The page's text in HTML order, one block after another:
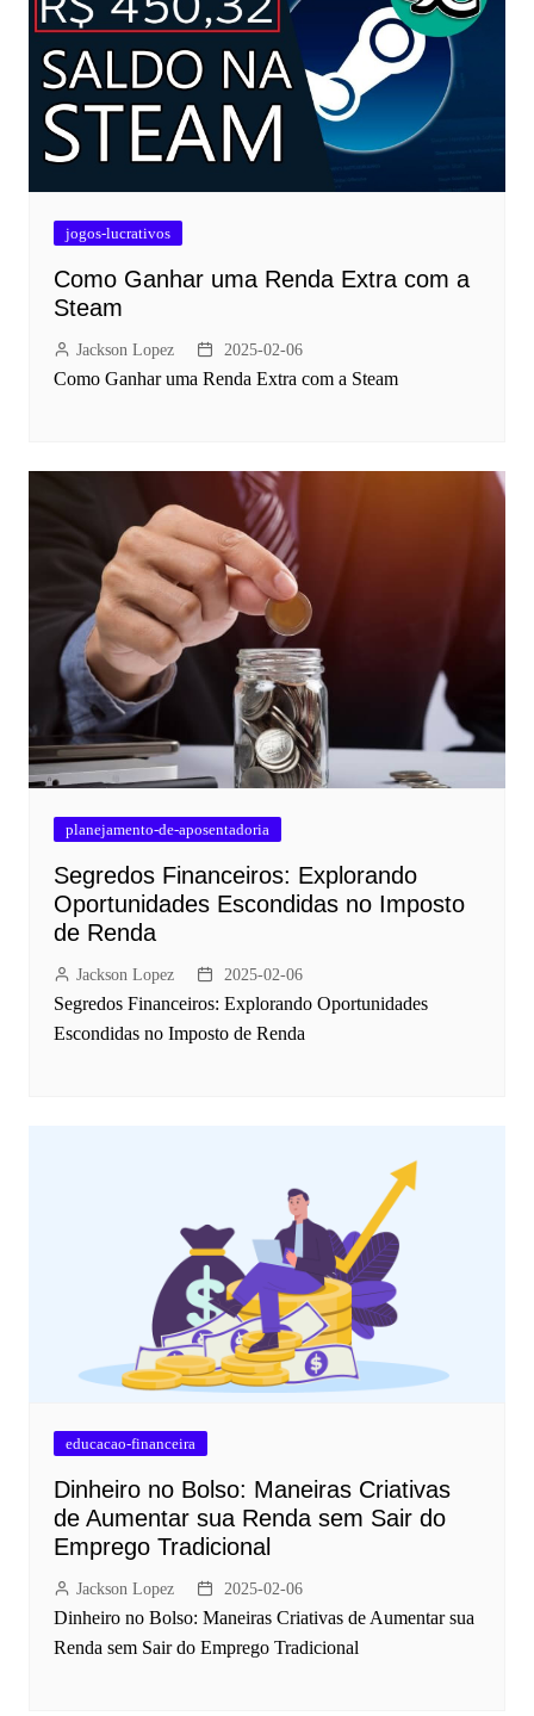
jogos-lucrativos
Como Ganhar uma Renda Extra com a
Steam
Jackson Lopez 2025-02-06
Como Ganhar uma Renda Extra com a Steam
planejamento-de-aposentadoria
Segredos Financeiros: Explorando
Oportunidades Escondidas no Imposto
de Renda
Jackson Lopez 2025-02-06
Segredos Financeiros: Explorando Oportunidades
Escondidas no Imposto de Renda
educacao-financeira
Dinheiro no Bolso: Maneiras Criativas
de Aumentar sua Renda sem Sair do
Emprego Tradicional
Jackson Lopez 2025-02-06
Dinheiro no Bolso: Maneiras Criativas de Aumentar sua
Renda sem Sair do Emprego Tradicional